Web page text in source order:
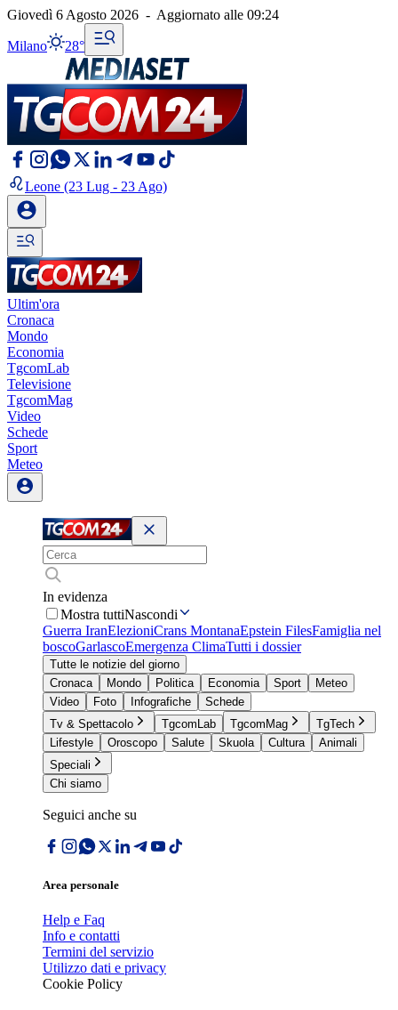
Giovedì 6 Agosto 2026 - Aggiornato alle 09:24
Milano 28°
Leone (23 Lug - 23 Ago)
Ultim'ora
Cronaca
Mondo
Economia
TgcomLab
Televisione
TgcomMag
Video
Schede
Sport
Meteo
In evidenza
Mostra tuttiNascondi
Guerra IranElezioniCrans MontanaEpstein FilesFamiglia nel
boscoGarlascoEmergenza ClimaTutti i dossier
Tutte le notizie del giorno
Cronaca
Mondo Politica Economia Sport
Meteo
Video
Foto Infografiche
Schede
Tv & Spettacolo
TgcomLab TgcomMag
TgTech
Lifestyle
Oroscopo Salute Skuola Cultura
Animali
Speciali
Chi siamo
Seguici anche su
Area personale
Help e Faq
Info e contatti
Termini del servizio
Utilizzo dati e privacy
Cookie Policy